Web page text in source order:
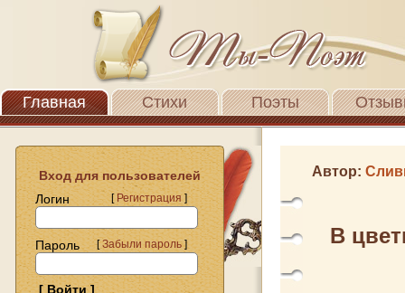
Главная Стихи Поэты
Вход для пользователей
Логин
[Регистрация]
Пароль [Забыли пароль]
Автор:
В